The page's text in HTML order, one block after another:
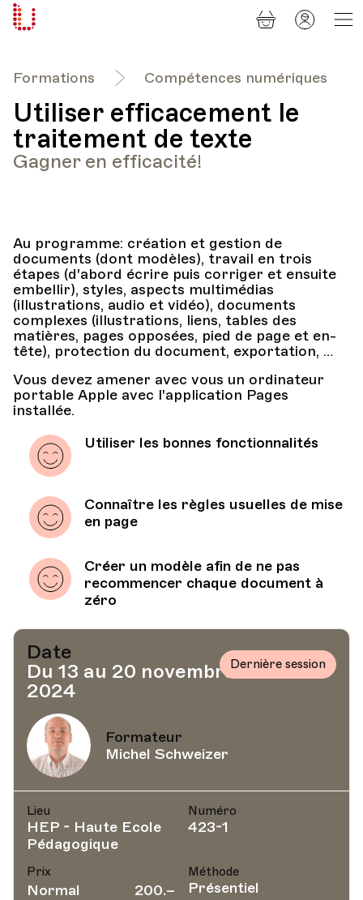
Formations Compétences numériques
Utiliser efficacement le
traitement de texte
Gagner en efficacité!
Au programme: création et gestion de
documents (dont modèles), travail en trois
étapes (d'abord écrire puis corriger et ensuite
embellir), styles, aspects multimédias
(illustrations, audio et vidéo), documents
complexes (illustrations, liens, tables des
matières, pages opposées, pied de page et en-
tête), protection du document, exportation, …
Vous devez amener avec vous un ordinateur
portable Apple avec l'application Pages
installée.
Utiliser les bonnes fonctionnalités
Connaître les règles usuelles de mise
en page
Créer un modèle afin de ne pas
recommencer chaque document à
zéro
Date
Du 13 au 20 novembre
2024
Dernière session
Formateur
Michel Schweizer
Lieu
HEP - Haute Ecole
Pédagogique
Numéro
423-1
Prix
Normal
200.–
Méthode
Présentiel
Panier
Mon